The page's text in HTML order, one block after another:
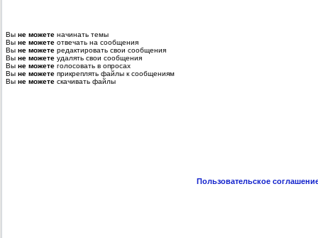
Вы не можете начинать темы
Вы не можете отвечать на сообщения
Вы не можете редактировать свои сообщения
Вы не можете удалять свои сообщения
Вы не можете голосовать в опросах
Вы не можете прикреплять файлы к сообщениям
Вы не можете скачивать файлы
Пользовательское